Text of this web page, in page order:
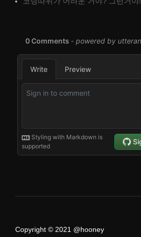
Copyright © 2021 @hooney